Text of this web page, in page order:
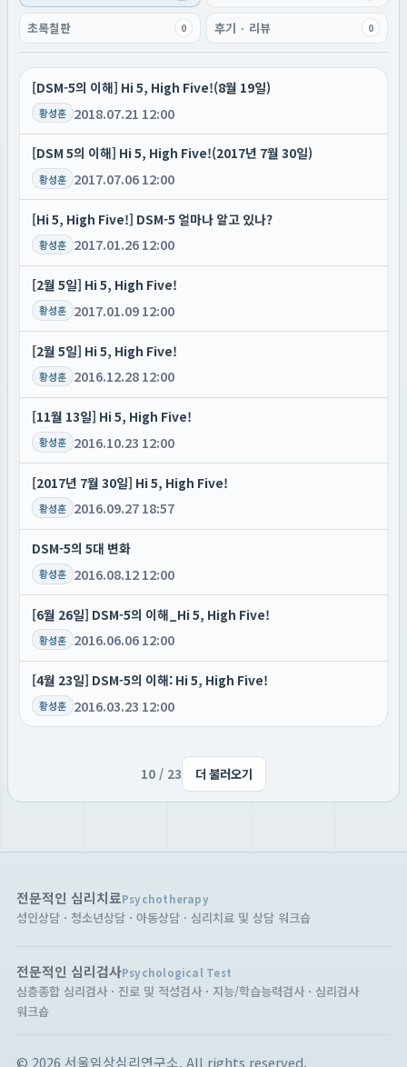
초록칠판 0 후기 · 리뷰 0
[DSM-5의 이해] Hi 5, High Five!(8월 19일)
황성훈 2018.07.21 12:00
[DSM 5의 이해] Hi 5, High Five!(2017년 7월 30일)
황성훈 2017.07.06 12:00
[Hi 5, High Five!] DSM-5 얼마나 알고 있나?
황성훈 2017.01.26 12:00
[2월 5일] Hi 5, High Five!
황성훈 2017.01.09 12:00
[2월 5일] Hi 5, High Five!
황성훈 2016.12.28 12:00
[11월 13일] Hi 5, High Five!
황성훈 2016.10.23 12:00
[2017년 7월 30일] Hi 5, High Five!
황성훈 2016.09.27 18:57
DSM-5의 5대 변화
황성훈 2016.08.12 12:00
[6월 26일] DSM-5의 이해_Hi 5, High Five!
황성훈 2016.06.06 12:00
[4월 23일] DSM-5의 이해: Hi 5, High Five!
황성훈 2016.03.23 12:00
10 / 23 더 불러오기
전문적인 심리치료Psychotherapy
성인상담 · 청소년상담 · 아동상담 · 심리치료 및 상담 워크숍
전문적인 심리검사Psychological Test
심층종합 심리검사 · 진로 및 적성검사 · 지능/학습능력검사 · 심리검사
워크숍
© 2026 서울임상심리연구소. All rights reserved.